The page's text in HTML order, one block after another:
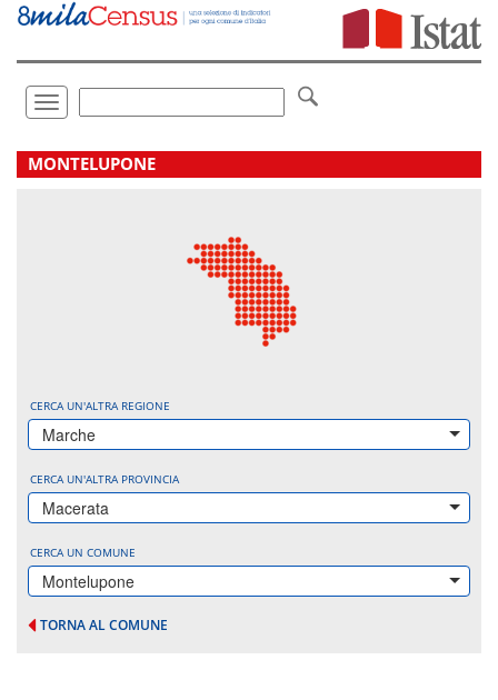
Vai
direttamente
Toggle
navigation
.
MONTELUPONE
CERCA UN'ALTRA REGIONE
Marche
CERCA UN'ALTRA PROVINCIA
Macerata
CERCA UN COMUNE
Montelupone
TORNA AL COMUNE